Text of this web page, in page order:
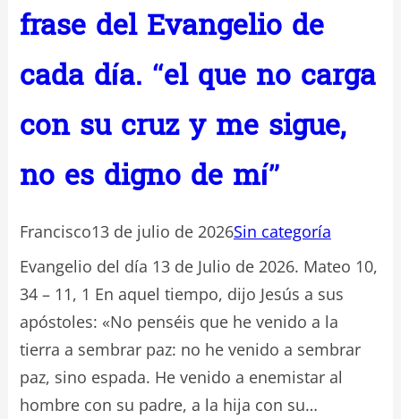
frase del Evangelio de
cada día. “el que no carga
con su cruz y me sigue,
no es digno de mí”
Francisco13 de julio de 2026Sin categoría
Evangelio del día 13 de Julio de 2026. Mateo 10,
34 – 11, 1 En aquel tiempo, dijo Jesús a sus
apóstoles: «No penséis que he venido a la
tierra a sembrar paz: no he venido a sembrar
paz, sino espada. He venido a enemistar al
hombre con su padre, a la hija con su…